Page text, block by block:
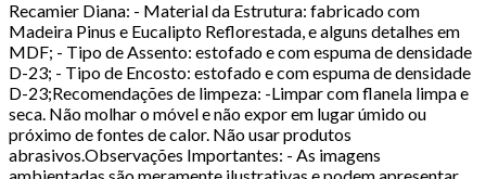
Recamier Diana: - Material da Estrutura: fabricado com
Madeira Pinus e Eucalipto Reflorestada, e alguns detalhes em
MDF; - Tipo de Assento: estofado e com espuma de densidade
D-23; - Tipo de Encosto: estofado e com espuma de densidade
D-23;Recomendações de limpeza: -Limpar com flanela limpa e
seca. Não molhar o móvel e não expor em lugar úmido ou
próximo de fontes de calor. Não usar produtos
abrasivos.Observações Importantes: - As imagens